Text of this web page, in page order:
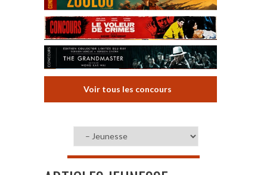
Voir tous les concours